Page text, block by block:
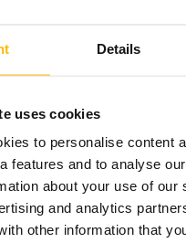
Details
uses cookies
to personalise content
features and to analyse
about your use of our
and analytics
other information that
Stimmung. Kombiniere den
die Bar ist ungezwungen.
Magees
Trinken•Bar